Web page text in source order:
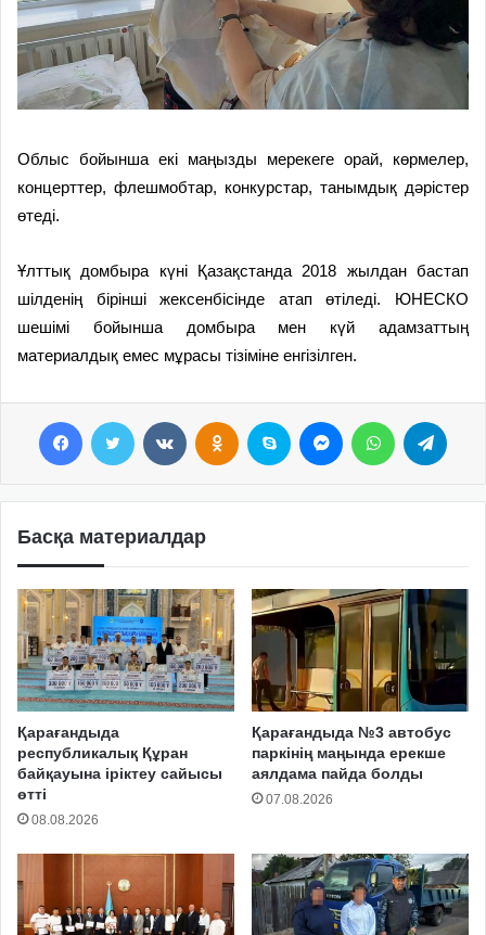
Облыс бойынша екі маңызды мерекеге орай, көрмелер,
концерттер, флешмобтар, конкурстар, танымдық дәрістер
өтеді.
Ұлттық домбыра күні Қазақстанда 2018 жылдан бастап
шілденің бірінші жексенбісінде атап өтіледі. ЮНЕСКО
шешімі бойынша домбыра мен күй адамзаттың
материалдық емес мұрасы тізіміне енгізілген.
Басқа материалдар
Қарағандыда
республикалық Құран
байқауына іріктеу сайысы
өтті
08.08.2026
Қарағандыда №3 автобус
паркінің маңында ерекше
аялдама пайда болды
07.08.2026